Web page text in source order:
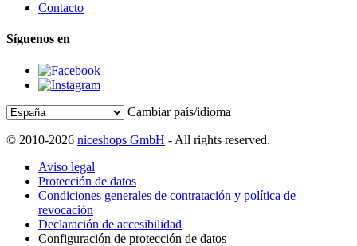
Contacto
Síguenos en
Cambiar país/idioma
© 2010-2026 niceshops GmbH - All rights reserved.
Aviso legal
Protección de datos
Condiciones generales de contratación y política de
revocación
Declaración de accesibilidad
Configuración de protección de datos